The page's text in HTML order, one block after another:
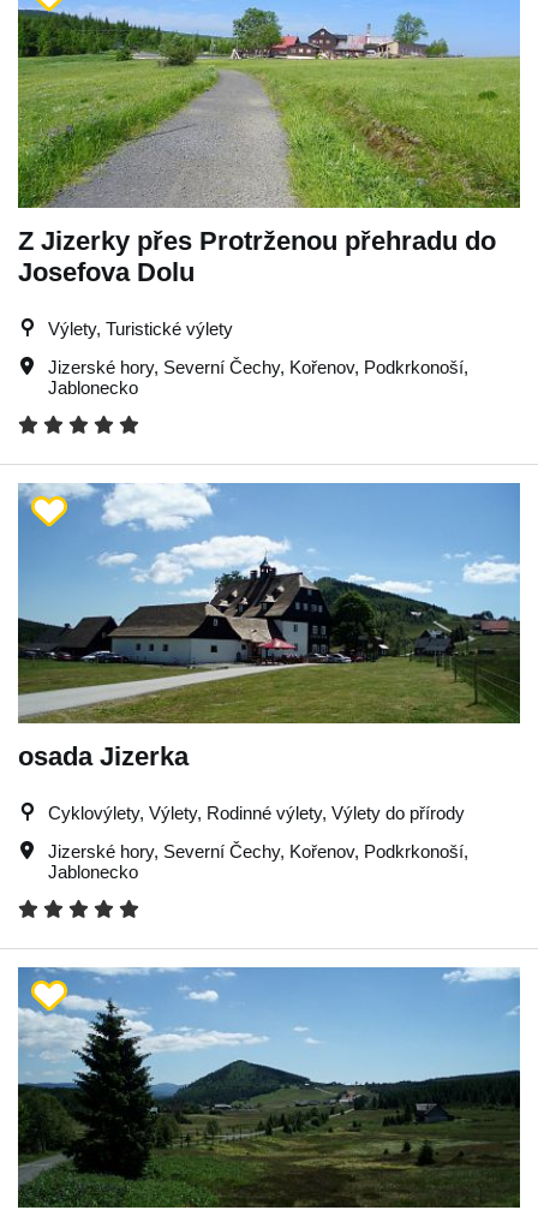
Z Jizerky přes Protrženou přehradu do
Josefova Dolu
Výlety, Turistické výlety
Jizerské hory, Severní Čechy, Kořenov, Podkrkonoší,
Jablonecko
osada Jizerka
Cyklovýlety, Výlety, Rodinné výlety, Výlety do přírody
Jizerské hory, Severní Čechy, Kořenov, Podkrkonoší,
Jablonecko